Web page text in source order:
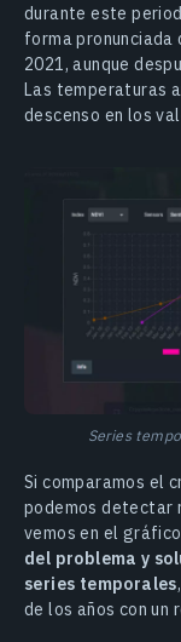
durante este
forma pronunciada
2021, aunque
Las temperaturas
descenso en los
Series
Si comparamos el
podemos detectar
vemos en el
del problema y
series temporales
de los años con un